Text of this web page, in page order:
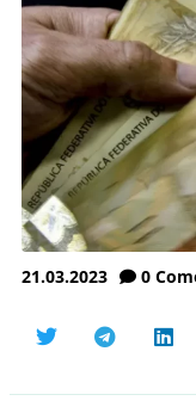
21.03.2023 0